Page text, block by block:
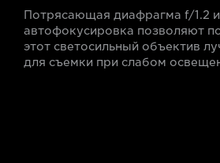
Потрясающая диафрагма f/1.2 и
автофокусировка позволяют
этот светосильный объектив
для съемки при слабом